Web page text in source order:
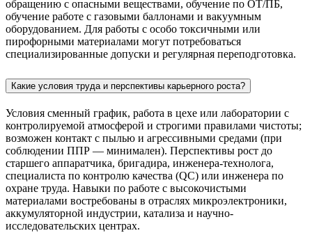
обращению с опасными веществами, обучение по ОТ/ПБ,
обучение работе с газовыми баллонами и вакуумным
оборудованием. Для работы с особо токсичными или
пирофорными материалами могут потребоваться
специализированные допуски и регулярная переподготовка.
Какие условия труда и перспективы карьерного роста?
Условия сменный график, работа в цехе или лаборатории с
контролируемой атмосферой и строгими правилами чистоты;
возможен контакт с пылью и агрессивными средами (при
соблюдении ППР — минимален). Перспективы рост до
старшего аппаратчика, бригадира, инженера-технолога,
специалиста по контролю качества (QC) или инженера по
охране труда. Навыки по работе с высокочистыми
материалами востребованы в отраслях микроэлектроники,
аккумуляторной индустрии, катализа и научно-
исследовательских центрах.